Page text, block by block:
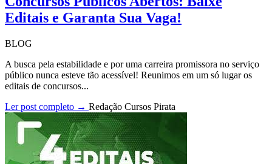
Editais e Garanta Sua Vaga!
BLOG
A busca pela estabilidade e por uma carreira promissora no serviço
público nunca esteve tão acessível! Reunimos em um só lugar os
editais de concursos...
Ler post completo → Redação Cursos Pirata